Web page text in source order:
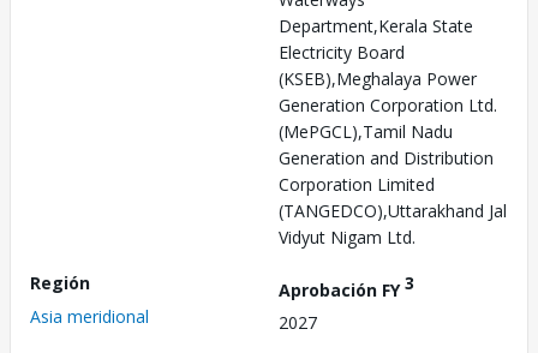
Department,Kerala State
Electricity Board
(KSEB),Meghalaya Power
Generation Corporation Ltd.
(MePGCL),Tamil Nadu
Generation and Distribution
Corporation Limited
(TANGEDCO),Uttarakhand Jal
Vidyut Nigam Ltd.
Región
Asia meridional
Aprobación FY3
2027